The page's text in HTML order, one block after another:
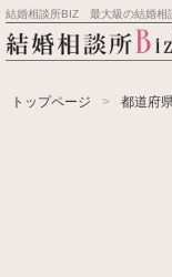
結婚相談所BIZ 最大級の結婚相
トップページ 都道府